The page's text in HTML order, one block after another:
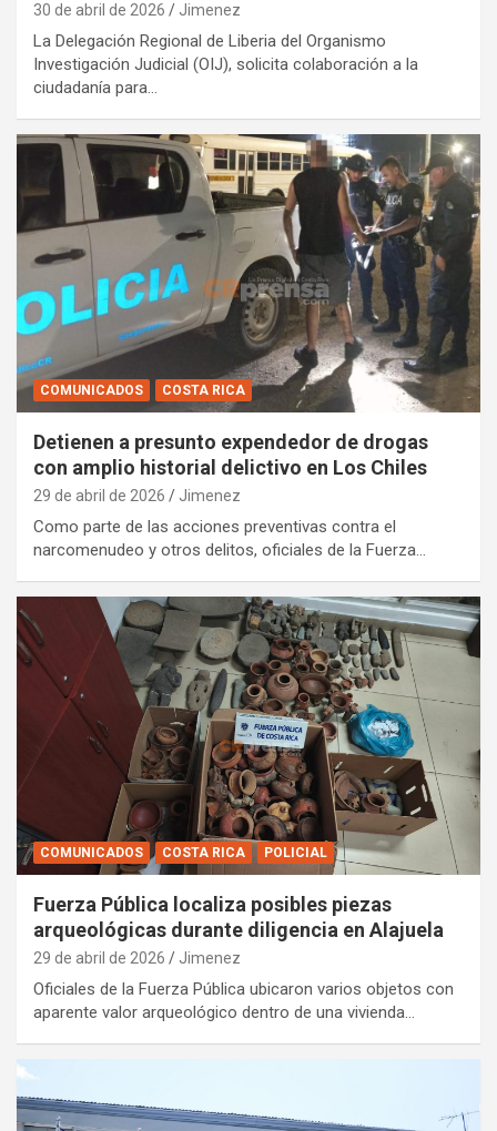
30 de abril de 2026 Jimenez
La Delegación Regional de Liberia del Organismo
Investigación Judicial (OIJ), solicita colaboración a la
ciudadanía para…
COMUNICADOS COSTA RICA
Detienen a presunto expendedor de drogas
con amplio historial delictivo en Los Chiles
29 de abril de 2026 Jimenez
Como parte de las acciones preventivas contra el
narcomenudeo y otros delitos, oficiales de la Fuerza…
COMUNICADOS COSTA RICA POLICIAL
Fuerza Pública localiza posibles piezas
arqueológicas durante diligencia en Alajuela
29 de abril de 2026 Jimenez
Oficiales de la Fuerza Pública ubicaron varios objetos con
aparente valor arqueológico dentro de una vivienda…